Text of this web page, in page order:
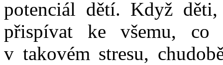
potenciál dětí. Když
přispívat ke všemu, co
v takovém stresu,